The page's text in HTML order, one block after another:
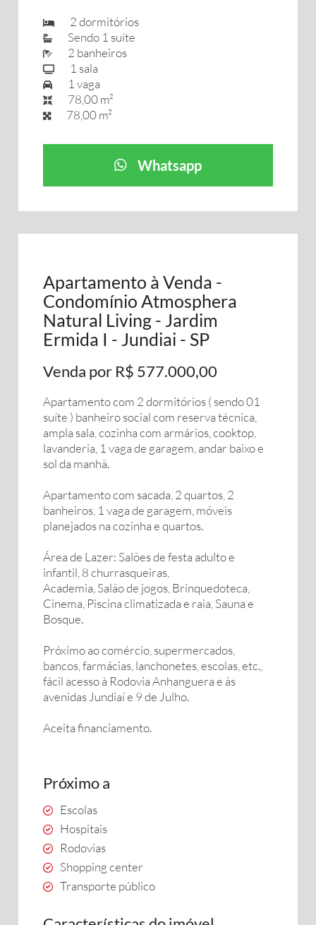
2 dormitórios
Sendo 1 suíte
2 banheiros
1 sala
1 vaga
78,00 m²
78,00 m²
Whatsapp
Apartamento à Venda -
Condomínio Atmosphera
Natural Living - Jardim
Ermida I - Jundiai - SP
Venda por R$ 577.000,00
Apartamento com 2 dormitórios ( sendo 01
suíte ) banheiro social com reserva técnica,
ampla sala, cozinha com armários, cooktop,
lavanderia, 1 vaga de garagem, andar baixo e
sol da manhã.
Apartamento com sacada, 2 quartos, 2
banheiros, 1 vaga de garagem, móveis
planejados na cozinha e quartos.
Área de Lazer: Salões de festa adulto e
infantil, 8 churrasqueiras,
Academia, Salão de jogos, Brinquedoteca,
Cinema, Piscina climatizada e raia, Sauna e
Bosque.
Próximo ao comércio, supermercados,
bancos, farmácias, lanchonetes, escolas, etc.,
fácil acesso à Rodovia Anhanguera e às
avenidas Jundiaí e 9 de Julho.
Aceita financiamento.
Próximo a
Escolas
Hospitais
Rodovias
Shopping center
Transporte público